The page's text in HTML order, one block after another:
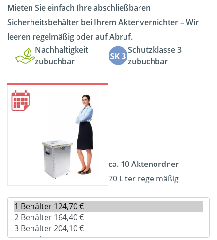
Mieten Sie einfach Ihre abschließbaren
Sicherheitsbehälter bei Ihrem Aktenvernichter – Wir
leeren regelmäßig oder auf Abruf.
Nachhaltigkeit
zubuchbar
Schutzklasse 3
zubuchbar
ca. 10 Aktenordner
70 Liter regelmäßig